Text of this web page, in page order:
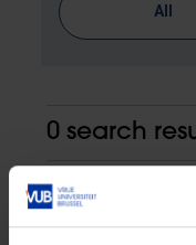
All
0 search